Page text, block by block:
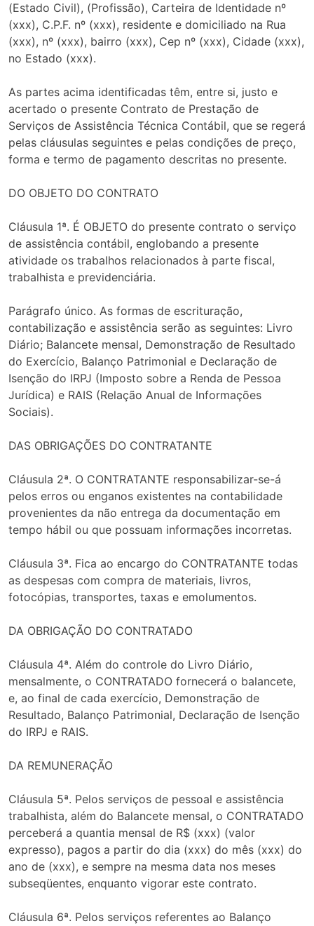
(Estado Civil), (Profissão), Carteira de Identidade nº
(xxx), C.P.F. nº (xxx), residente e domiciliado na Rua
(xxx), nº (xxx), bairro (xxx), Cep nº (xxx), Cidade (xxx),
no Estado (xxx).
As partes acima identificadas têm, entre si, justo e
acertado o presente Contrato de Prestação de
Serviços de Assistência Técnica Contábil, que se regerá
pelas cláusulas seguintes e pelas condições de preço,
forma e termo de pagamento descritas no presente.
DO OBJETO DO CONTRATO
Cláusula 1ª. É OBJETO do presente contrato o serviço
de assistência contábil, englobando a presente
atividade os trabalhos relacionados à parte fiscal,
trabalhista e previdenciária.
Parágrafo único. As formas de escrituração,
contabilização e assistência serão as seguintes: Livro
Diário; Balancete mensal, Demonstração de Resultado
do Exercício, Balanço Patrimonial e Declaração de
Isenção do IRPJ (Imposto sobre a Renda de Pessoa
Jurídica) e RAIS (Relação Anual de Informações
Sociais).
DAS OBRIGAÇÕES DO CONTRATANTE
Cláusula 2ª. O CONTRATANTE responsabilizar-se-á
pelos erros ou enganos existentes na contabilidade
provenientes da não entrega da documentação em
tempo hábil ou que possuam informações incorretas.
Cláusula 3ª. Fica ao encargo do CONTRATANTE todas
as despesas com compra de materiais, livros,
fotocópias, transportes, taxas e emolumentos.
DA OBRIGAÇÃO DO CONTRATADO
Cláusula 4ª. Além do controle do Livro Diário,
mensalmente, o CONTRATADO fornecerá o balancete,
e, ao final de cada exercício, Demonstração de
Resultado, Balanço Patrimonial, Declaração de Isenção
do IRPJ e RAIS.
DA REMUNERAÇÃO
Cláusula 5ª. Pelos serviços de pessoal e assistência
trabalhista, além do Balancete mensal, o CONTRATADO
perceberá a quantia mensal de R$ (xxx) (valor
expresso), pagos a partir do dia (xxx) do mês (xxx) do
ano de (xxx), e sempre na mesma data nos meses
subseqüentes, enquanto vigorar este contrato.
Cláusula 6ª. Pelos serviços referentes ao Balanço